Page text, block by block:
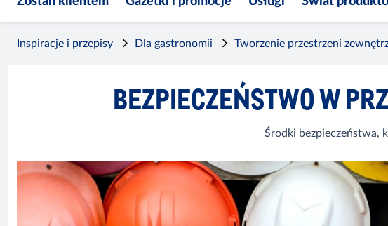
Inspiracje i przepisy Dla gastronomii Tworzenie przestrzeni
BEZPIECZEŃSTWO W
Środki bezpieczeństwa,